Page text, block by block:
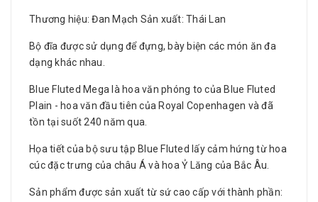
Thương hiệu: Đan Mạch Sản xuất: Thái Lan
Bộ đĩa được sử dụng để đựng, bày biện các món ăn đa
dạng khác nhau.
Blue Fluted Mega là hoa văn phóng to của Blue Fluted
Plain - hoa văn đầu tiên của Royal Copenhagen và đã
tồn tại suốt 240 năm qua.
Họa tiết của bộ sưu tập Blue Fluted lấy cảm hứng từ hoa
cúc đặc trưng của châu Á và hoa Ỷ Lăng của Bắc Âu.
Sản phẩm được sản xuất từ sứ cao cấp với thành phần: